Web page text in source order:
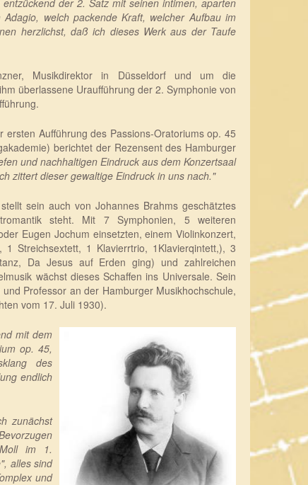
welch packende Kraft, welcher Aufbau im
herzlichst, daß ich dieses Werk aus der Taufe
Musikdirektor in Düsseldorf und um die
überlassene Uraufführung der 2. Symphonie von
Aufführung des Passions-Oratoriums op. 45
berichtet der Rezensent des Hamburger
und nachhaltigen Eindruck aus dem Konzertsaal
zittert dieser gewaltige Eindruck in uns nach."
sein auch von Johannes Brahms geschätztes
steht. Mit 7 Symphonien, 5 weiteren
Eugen Jochum einsetzten, einem Violinkonzert,
Streichsextett, 1 Klavierrtrio, 1Klavierqintett,), 3
Da Jesus auf Erden ging) und zahlreichen
wächst dieses Schaffen ins Universale. Sein
Professor an der Hamburger Musikhochschule,
vom 17. Juli 1930).
mit dem
op. 45,
des
endlich
zunächst
im 1.
alles sind
und